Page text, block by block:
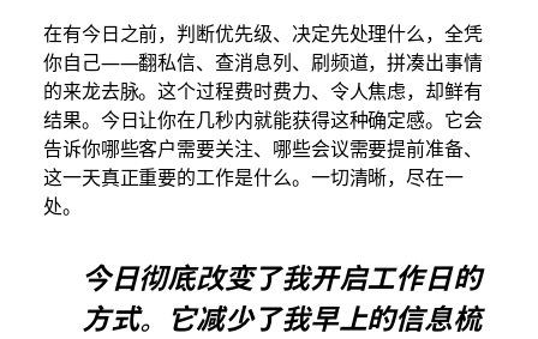
在有今日之前，判断优先级、决定先处理什么，全凭
你自己——翻私信、查消息列、刷频道，拼凑出事情
的来龙去脉。这个过程费时费力、令人焦虑，却鲜有
结果。今日让你在几秒内就能获得这种确定感。它会
告诉你哪些客户需要关注、哪些会议需要提前准备、
这一天真正重要的工作是什么。一切清晰，尽在一
处。
今日彻底改变了我开启工作日的
方式。它减少了我早上的信息梳